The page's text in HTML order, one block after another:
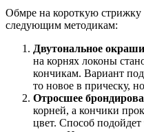
Обмре на короткую
следующим методикам:
Двутональное
на корнях локоны
кончикам. Вариант
то новое в прическу,
Отросшее
корней, а кончики
цвет. Способ